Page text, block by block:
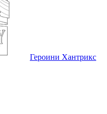
Героини Хантрикс